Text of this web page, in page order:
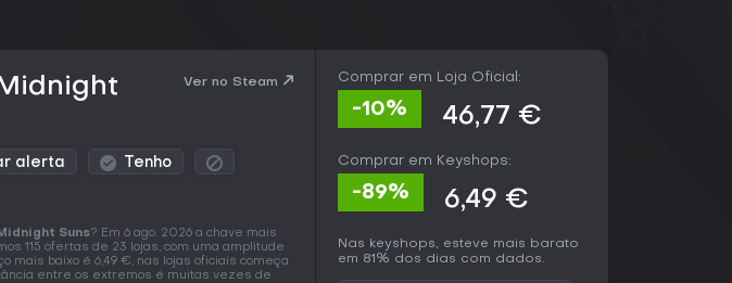
Ver no Steam
alerta Tenho
Suns? Em 6 ago. 2026 a chave mais
115 ofertas de 23 lojas, com uma amplitude
mais baixo é 6,49 €, nas lojas oficiais começa
entre os extremos é muitas vezes de
Comprar em Loja Oficial:
-10% 46,77 €
Comprar em Keyshops:
-89% 6,49 €
Nas keyshops, esteve mais barato
em 81% dos dias com dados.